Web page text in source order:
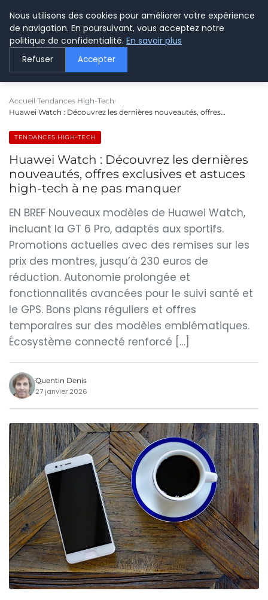
LE WEBMARKETING
Accueil Tendances High-Tech
Huawei Watch : Découvrez les dernières nouveautés, offres…
TENDANCES HIGH-TECH
Huawei Watch : Découvrez les dernières
nouveautés, offres exclusives et astuces
high-tech à ne pas manquer
EN BREF Nouveaux modèles de Huawei Watch,
incluant la GT 6 Pro, adaptés aux sportifs.
Promotions actuelles avec des remises sur les
prix des montres, jusqu’à 230 euros de
réduction. Autonomie prolongée et
fonctionnalités avancées pour le suivi santé et
le GPS. Bons plans réguliers et offres
temporaires sur des modèles emblématiques.
Écosystème connecté renforcé […]
Quentin Denis
27 janvier 2026
Nous utilisons des cookies pour améliorer votre expérience
de navigation. En poursuivant, vous acceptez notre
politique de confidentialité. En savoir plus
Refuser Accepter